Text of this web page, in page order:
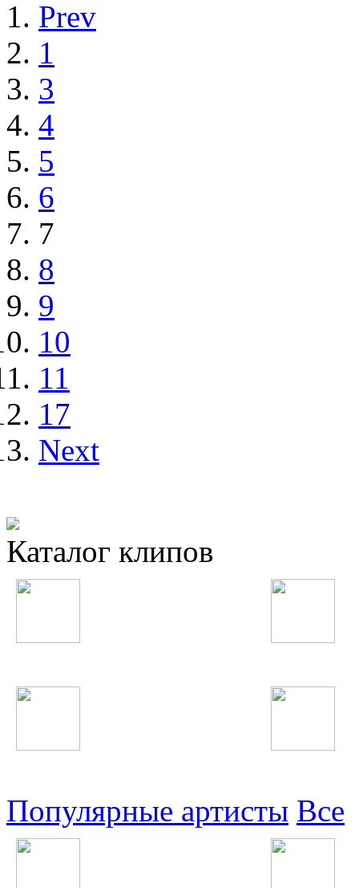
Prev
1
3
4
5
6
7
8
9
10
11
17
Next
Каталог клипов
Популярные артисты Все